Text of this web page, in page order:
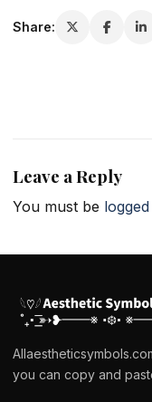
Share:
Leave a Reply
You must be
you can copy and